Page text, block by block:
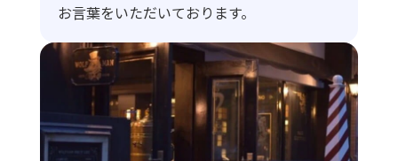
お言葉をいただいております。